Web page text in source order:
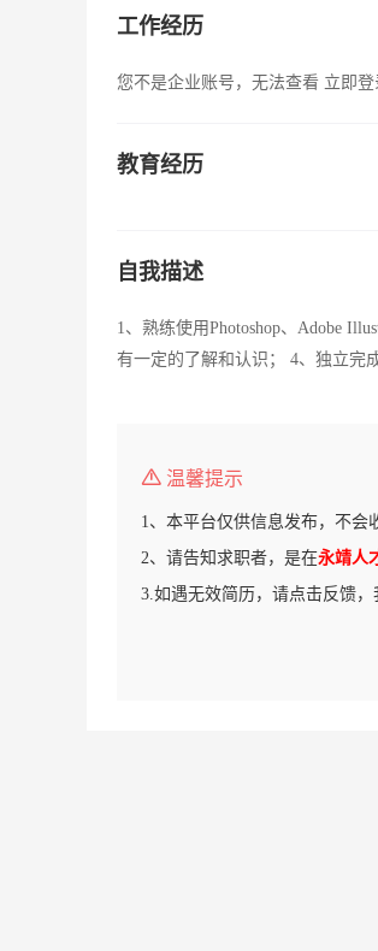
工作经历
您不是企业账号，无法查看 立即登
教育经历
自我描述
1、熟练使用Photoshop、Adobe
有一定的了解和认识； 4、独立完
温馨提示
1、本平台仅供信息发布，不会
2、请告知求职者，是在永靖人
3.如遇无效简历，请点击反馈，